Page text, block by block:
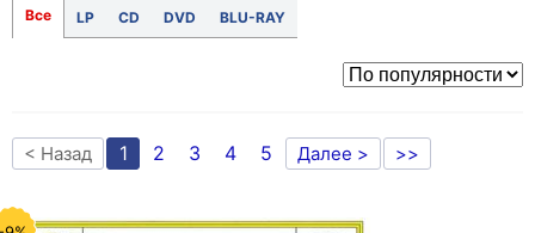
Все LP CD DVD BLU-RAY
< Назад 1 2 3 4 5 Далее > >>